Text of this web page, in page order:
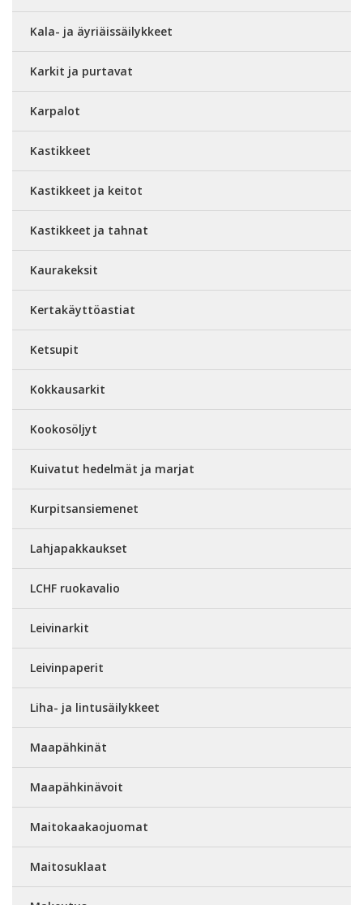
Kala- ja äyriäissäilykkeet
Karkit ja purtavat
Karpalot
Kastikkeet
Kastikkeet ja keitot
Kastikkeet ja tahnat
Kaurakeksit
Kertakäyttöastiat
Ketsupit
Kokkausarkit
Kookosöljyt
Kuivatut hedelmät ja marjat
Kurpitsansiemenet
Lahjapakkaukset
LCHF ruokavalio
Leivinarkit
Leivinpaperit
Liha- ja lintusäilykkeet
Maapähkinät
Maapähkinävoit
Maitokaakaojuomat
Maitosuklaat